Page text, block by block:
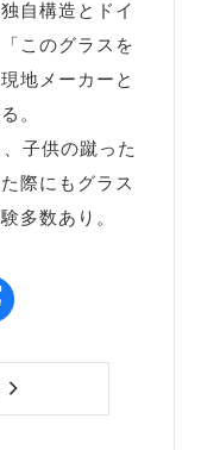
自構造とドイ
このグラスを
地メーカーと
。
子供の蹴った
際にもグラス
多数あり。